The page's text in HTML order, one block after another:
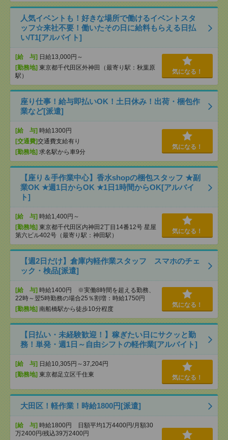
人気イベントも！好きな場所で働けるイベントスタ
ッフ☆来社不要！働いたその日に給料もらえる日払
い/T1[アルバイト]
[給 与] 日給13,000円～
[勤務地] 東京都千代田区外神田（最寄り駅：秋葉原
駅）
気になる！
座り仕事！給与即払いOK！土日休み！出荷・梱包作
業など[派遣]
[給 与] 時給1300円
[交通費]交通費支給有り
[勤務地] 求名駅から車9分
気になる！
【座り＆手作業中心】香水shopの梱包スタッフ ★副
業OK ★週1日からOK ★1日1時間からOK[アルバイ
ト]
[給 与] 時給1,400円～
[勤務地] 東京都千代田区内神田2丁目14番12号 星屋
第六ビル402号（最寄り駅：神田駅）
気になる！
【週2日だけ】倉庫内軽作業スタッフ スマホのチェ
ック・検品[派遣]
[給 与] 時給1400円 ※実働8時間を超える勤務、
22時～翌5時勤務の場合25％割増：時給1750円
[勤務地] 南船橋駅から徒歩10分程度
気になる！
【日払い・未経験歓迎！】稼ぎたい日にサクッと勤
務！単発・週1日～自由シフトの軽作業[アルバイト]
[給 与] 日給10,305円～37,204円
[勤務地] 東京都足立区千住東 気になる！
大田区！軽作業！時給1800円[派遣]
[給 与] 時給1800円 日額平均1万4400円/月額30
万2400円/残込39万2400円